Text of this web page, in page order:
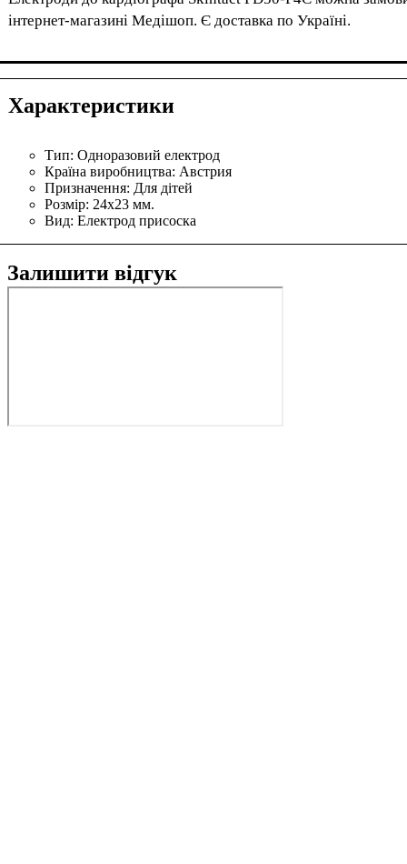
інтернет-магазині Медішоп. Є доставка по Україні.
Характеристики
Тип: Одноразовий електрод
Країна виробництва: Австрия
Призначення: Для дітей
Розмір: 24х23 мм.
Вид: Електрод присоска
Залишити відгук